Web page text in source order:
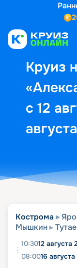
Круиз
с 12
Кострома
Мышкин
10:3012 августа
08:0016